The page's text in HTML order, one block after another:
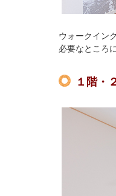
ウォークイン
必要なところ
１階・